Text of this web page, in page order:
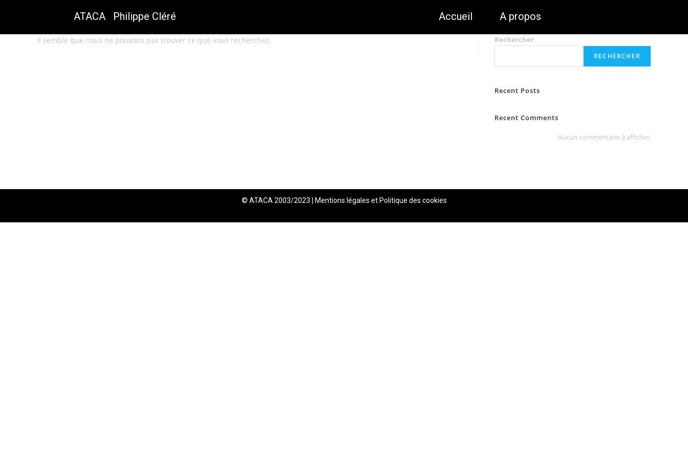
ATACA Philippe Cléré Accueil A propos
Il semble que nous ne pouvons pas trouver ce que vous recherchez. Rechercher
RECHERCHER
Recent Posts
Recent Comments
Aucun commentaire à afficher.
© ATACA 2003/2023 Mentions légales et Politique des cookies